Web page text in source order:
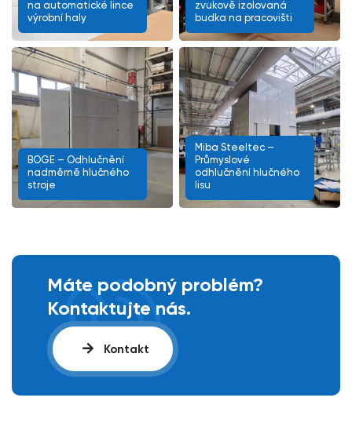
na automatické lince
výrobní haly
zvukově izolovaná
budka na pracovišti
BOGE – Odhlučnění
nadměrně hlučného
stroje
Miba Steeltec –
Průmyslové
odhlučnění hlučného
lisu
Máte podobný problém?
Kontaktujte nás.
Kontakt